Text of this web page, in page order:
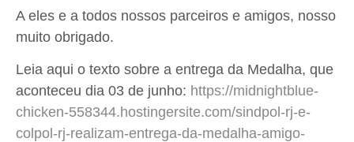
A eles e a todos nossos parceiros e amigos, nosso
muito obrigado.
Leia aqui o texto sobre a entrega da Medalha, que
aconteceu dia 03 de junho: https://midnightblue-
chicken-558344.hostingersite.com/sindpol-rj-e-
colpol-rj-realizam-entrega-da-medalha-amigo-